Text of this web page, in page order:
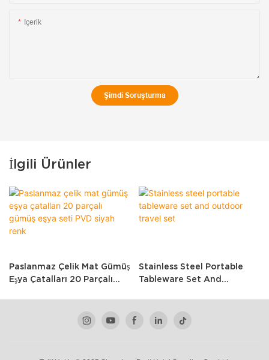
Içerik
Şimdi Soruşturma
İlgili Ürünler
Paslanmaz Çelik Mat Gümüş
Eşya Çatalları 20 Parçalı
Stainless Steel Portable
Tableware Set And